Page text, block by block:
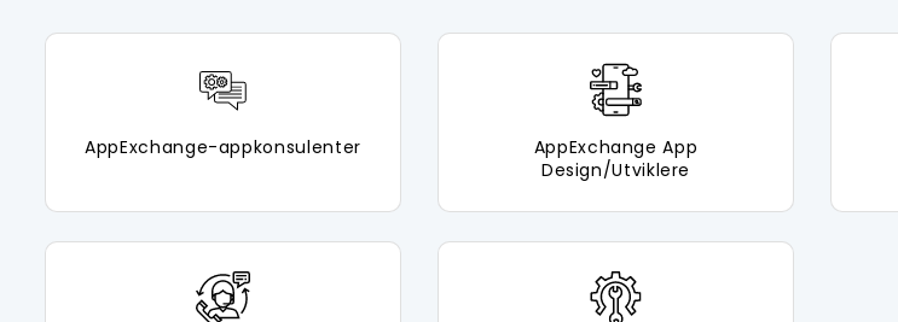
AppExchange-appkonsulenter
AppExchange App
Design/Utviklere